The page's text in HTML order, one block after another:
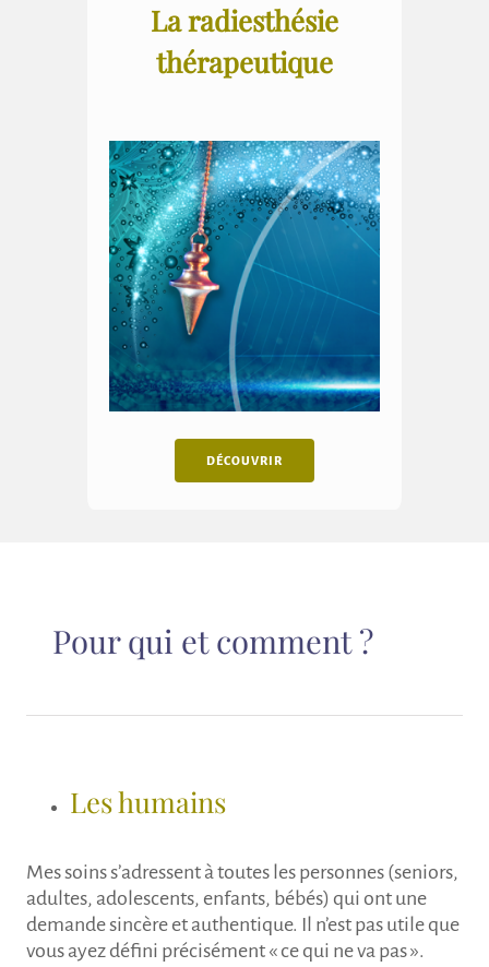
La radiesthésie
thérapeutique
DÉCOUVRIR
Pour qui et comment ?
Les humains
Mes soins s’adressent à toutes les personnes (seniors,
adultes, adolescents, enfants, bébés) qui ont une
demande sincère et authentique. Il n’est pas utile que
vous ayez défini précisément « ce qui ne va pas ».